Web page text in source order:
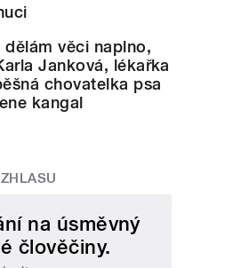
dělám věci naplno,
Janková, lékařka
chovatelka psa
kangal
na úsměvný
člověčiny.